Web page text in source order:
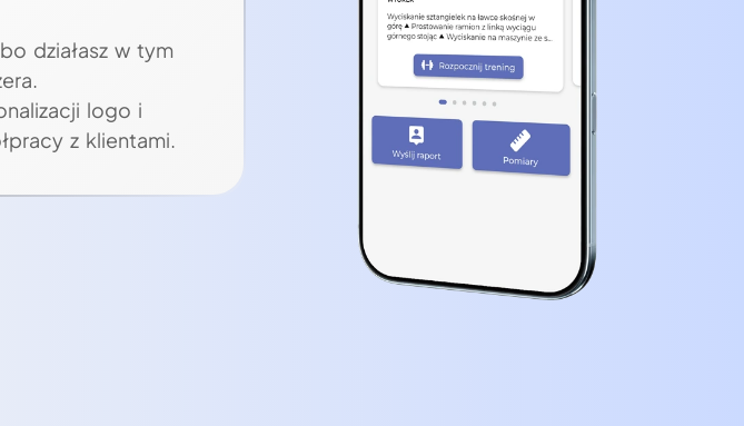
działasz w tym
logo i
z klientami.